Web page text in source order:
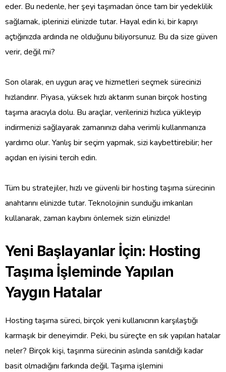
eder. Bu nedenle, her şeyi taşımadan önce tam bir yedeklilik
sağlamak, iplerinizi elinizde tutar. Hayal edin ki, bir kapıyı
açtığınızda ardında ne olduğunu biliyorsunuz. Bu da size güven
verir, değil mi?
Son olarak, en uygun araç ve hizmetleri seçmek sürecinizi
hızlandırır. Piyasa, yüksek hızlı aktarım sunan birçok hosting
taşıma aracıyla dolu. Bu araçlar, verilerinizi hızlıca yükleyip
indirmenizi sağlayarak zamanınızı daha verimli kullanmanıza
yardımcı olur. Yanlış bir seçim yapmak, sizi kaybettirebilir; her
açıdan en iyisini tercih edin.
Tüm bu stratejiler, hızlı ve güvenli bir hosting taşıma sürecinin
anahtarını elinizde tutar. Teknolojinin sunduğu imkanları
kullanarak, zaman kaybını önlemek sizin elinizde!
Yeni Başlayanlar İçin: Hosting
Taşıma İşleminde Yapılan
Yaygın Hatalar
Hosting taşıma süreci, birçok yeni kullanıcının karşılaştığı
karmaşık bir deneyimdir. Peki, bu süreçte en sık yapılan hatalar
neler? Birçok kişi, taşınma sürecinin aslında sanıldığı kadar
basit olmadığını farkında değil. Taşıma işlemini